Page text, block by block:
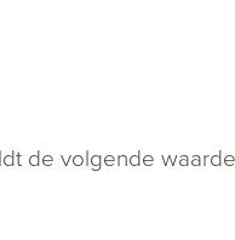
de volgende